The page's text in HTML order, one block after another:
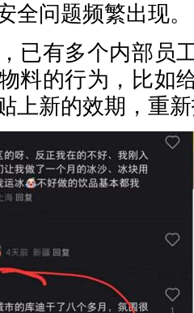
全问题频繁出现。
有多个内部员
料的行为，比如
上新的效期，重